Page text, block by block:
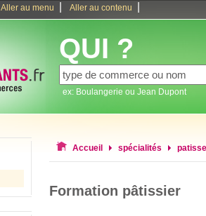
Aller au menu Aller au contenu
QUI ?
ex: Boulangerie ou Jean Dupont
Accueil spécialités
Formation pâtissier